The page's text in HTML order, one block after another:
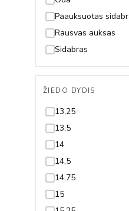
Inicialas/Raidė
Kačiukas
Karūna
Karys
Kelionės
Keltų mazgas
Kriauklytė
Kryželis
Lapelis
Laumžirgis
Paauksuotas
Rausvas auksas
Sidabras
ŽIEDO DYDIS
13,25
13,5
14
14,5
14,75
15